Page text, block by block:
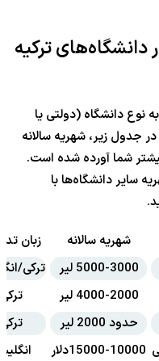
ترکیه
نوع دانشگاه (دولتی یا
زیر، شهریه سالانه
شما آورده شده است.
سایر دانشگاه‌ها با
شهریه سالانه
زبان
5000-3000 لیر
ترکی/
4000-2000 لیر
ترکی
حدود 2000 لیر
ترکی
15000-10000دلار